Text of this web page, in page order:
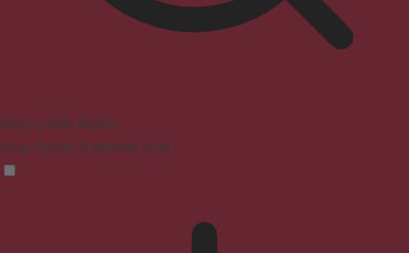
Seizure Safe Profile
Clear flashes & reduces color